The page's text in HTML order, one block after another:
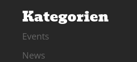
Kategorien
Events
News